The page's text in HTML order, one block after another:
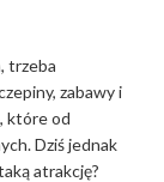
trzeba
zabawy i
które od
Dziś jednak
atrakcję?